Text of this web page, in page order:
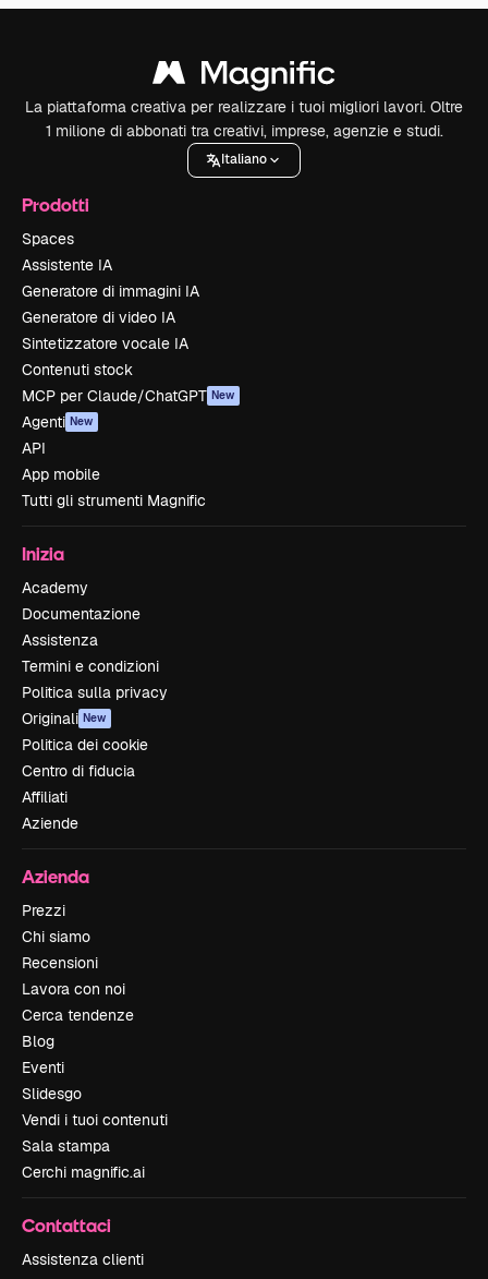
La piattaforma creativa per realizzare i tuoi migliori lavori. Oltre
1 milione di abbonati tra creativi, imprese, agenzie e studi.
Italiano
Prodotti
Spaces
Assistente IA
Generatore di immagini IA
Generatore di video IA
Sintetizzatore vocale IA
Contenuti stock
MCP per Claude/ChatGPT New
Agenti New
API
App mobile
Tutti gli strumenti Magnific
Inizia
Academy
Documentazione
Assistenza
Termini e condizioni
Politica sulla privacy
Originali New
Politica dei cookie
Centro di fiducia
Affiliati
Aziende
Azienda
Prezzi
Chi siamo
Recensioni
Lavora con noi
Cerca tendenze
Blog
Eventi
Slidesgo
Vendi i tuoi contenuti
Sala stampa
Cerchi magnific.ai
Contattaci
Assistenza clienti